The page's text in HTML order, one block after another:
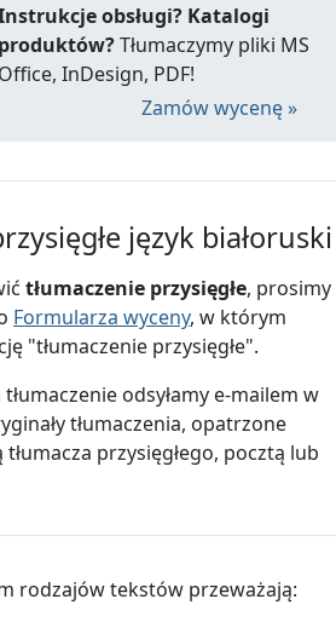
obsługi? Katalogi
produktów?Tłumaczymy pliki MS
Office, InDesign, PDF!
Zamów wycenę »
język białoruski
tłumaczenie przysięgłe, prosimy
Formularza wyceny, w którym
"tłumaczenie przysięgłe".
odsyłamy e-mailem w
tłumaczenia, opatrzone
przysięgłego, pocztą lub
rodzajów tekstów przeważają: